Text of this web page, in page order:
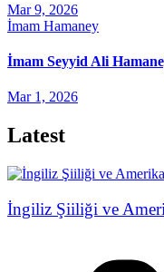
Mar 9, 2026
İmam Hamaney
İmam Seyyid Ali
Mar 1, 2026
Latest
İngiliz Şiiliği ve